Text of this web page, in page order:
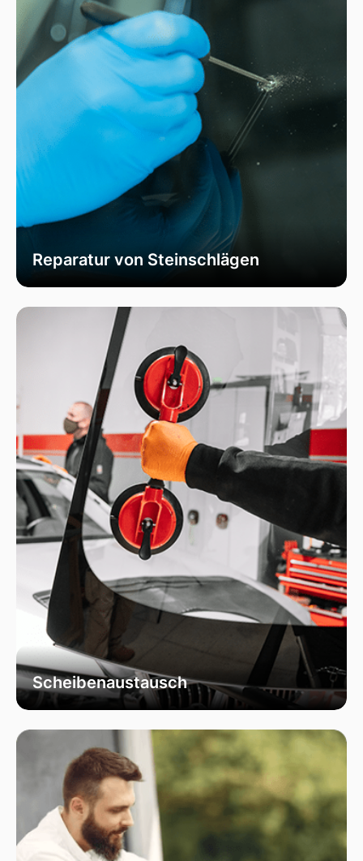
Reparatur von Steinschlägen
Sicherheit Ihrer Fahrzeugscheibe zu
gewährleisten. Vermeiden Sie größere Risse und
Schäden durch unser spezialisiertes Verfahren,
das die Integrität Ihrer Scheibe effektiv
wiederherstellt.
Scheibenaustausch
Bei uns erhalten Sie einen fachgerechten
Fahrzeugscheiben. Wir verwenden
ausschließlich hochwertiges Autoglas, das
speziell für Ihr Fahrzeugmodell geeignet ist, um
optimale Sicht und Sicherheit zu garantieren.